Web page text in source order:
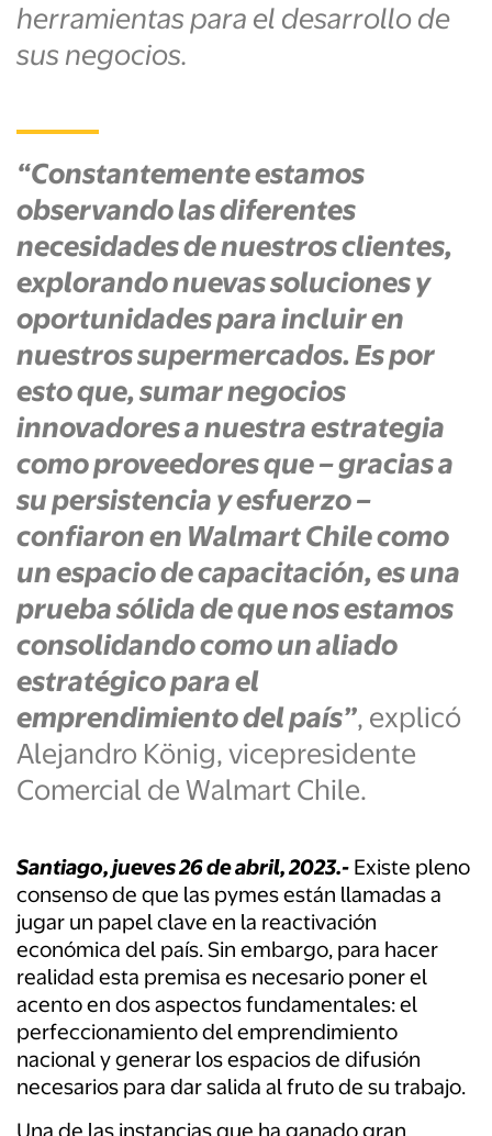
herramientas para el desarrollo de
sus negocios.
“Constantemente estamos
observando las diferentes
necesidades de nuestros clientes,
explorando nuevas soluciones y
oportunidades para incluir en
nuestros supermercados. Es por
esto que,sumarnegocios
innovadoresa nuestra estrategia
como proveedores que – gracias a
su persistencia y esfuerzo –
confiaron en Walmart Chile como
un espacio de capacitación, es una
prueba sólida de que nos estamos
consolidando como un aliado
estratégico para el
emprendimientodel país”, explicó
Alejandro König, vicepresidente
Comercial de Walmart Chile.
Santiago, jueves 26 de abril, 2023.- Existe pleno
consenso de que las pymes están llamadas a
jugar un papel clave en la reactivación
económica del país. Sin embargo, para hacer
realidad esta premisa es necesario poner el
acento en dos aspectos fundamentales: el
perfeccionamiento del emprendimiento
nacional y generar los espacios de difusión
necesarios para dar salida al fruto de su trabajo.
Una de las instancias que ha ganado gran